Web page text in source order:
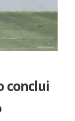
conclui